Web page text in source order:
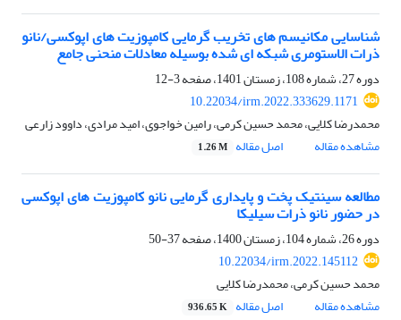
شناسایی مکانیسم های تخریب گرمایی کامپوزیت های اپوکسی/نانو
ذرات الاستومری شبکه ای شده بوسیله معادلات منحنی جامع
دوره 27، شماره 108، زمستان 1401، صفحه
3-12
10.22034/irm.2022.333629.1171
محمدرضا کلایی، محمد حسین کرمی، رامین خواجوی، امید مرادی، داوود زارعی
مشاهده مقاله
اصل مقاله 1.26 M
مطالعه سینتیک پخت و پایداری گرمایی نانو کامپوزیت های اپوکسی
در حضور نانو ذرات سیلیکا
دوره 26، شماره 104، زمستان 1400، صفحه
37-50
10.22034/irm.2022.145112
محمد حسین کرمی، محمدرضا کلایی
مشاهده مقاله
اصل مقاله 936.65 K